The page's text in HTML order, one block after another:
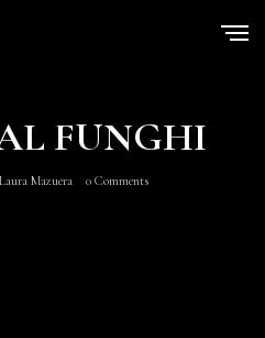
FUNGHI
Laura Mazuera 0 Comments